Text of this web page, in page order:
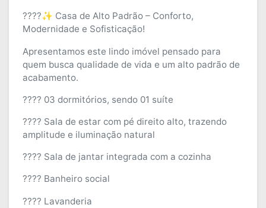
????✨ Casa de Alto Padrão – Conforto,
Modernidade e Sofisticação!
Apresentamos este lindo imóvel pensado para
quem busca qualidade de vida e um alto padrão de
acabamento.
???? 03 dormitórios, sendo 01 suíte
???? Sala de estar com pé direito alto, trazendo
amplitude e iluminação natural
???? Sala de jantar integrada com a cozinha
???? Banheiro social
???? Lavanderia